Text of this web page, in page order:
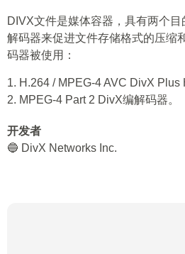
DIVX文件是媒体容器，具有两个
解码器来促进文件存储格式的压缩
码器被使用：
1. H.264 / MPEG-4 AVC DivX Plus
2. MPEG-4 Part 2 DivX编解码器。
开发者
🔵 DivX Networks Inc.